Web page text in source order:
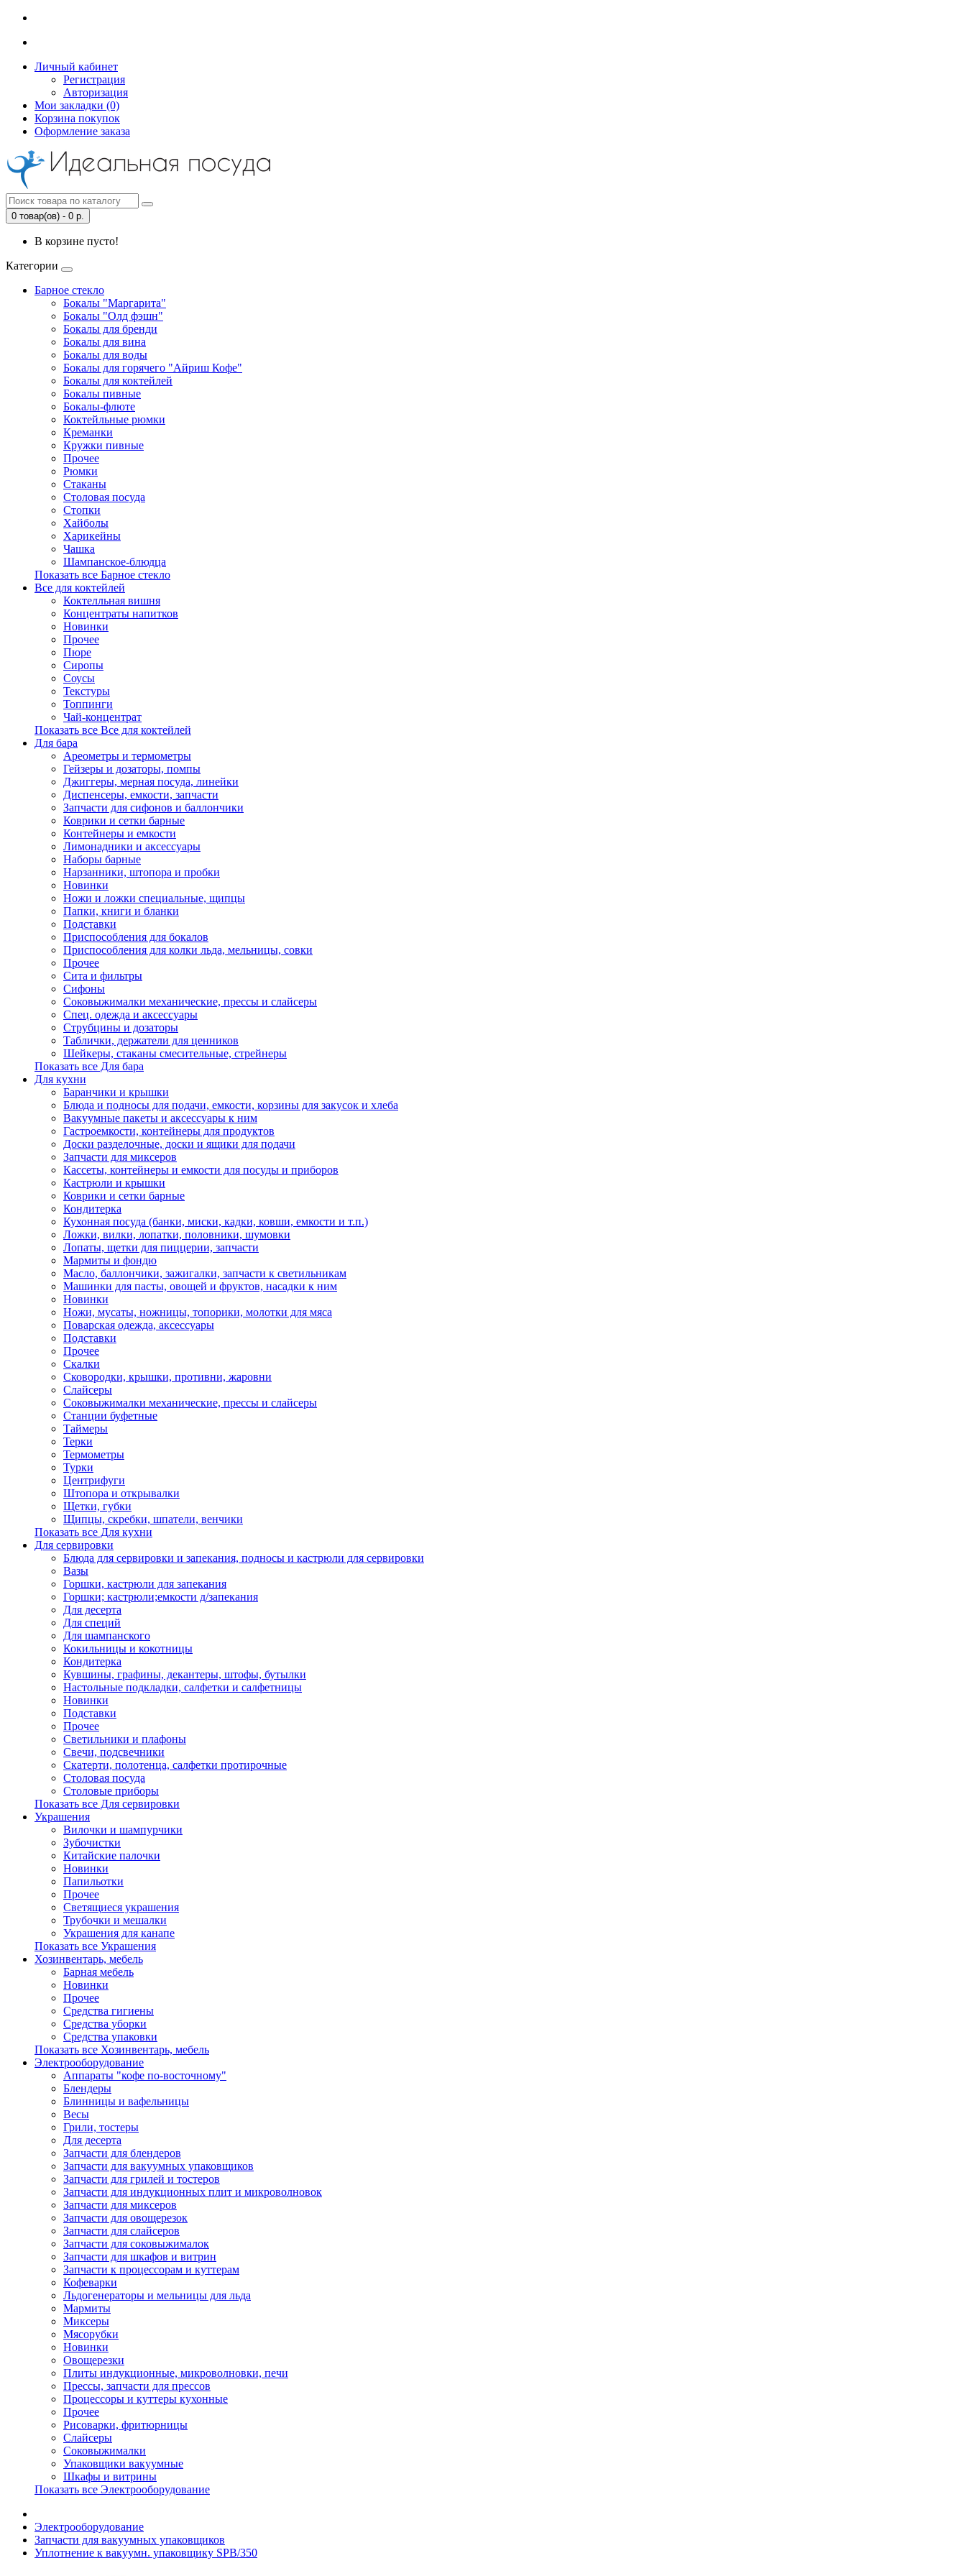
Личный кабинет
Регистрация
Авторизация
Мои закладки (0)
Корзина покупок
Оформление заказа
0 товар(ов) - 0 р.
В корзине пусто!
Категории
Барное стекло
Бокалы "Маргарита"
Бокалы "Олд фэшн"
Бокалы для бренди
Бокалы для вина
Бокалы для воды
Бокалы для горячего "Айриш Кофе"
Бокалы для коктейлей
Бокалы пивные
Бокалы-флюте
Коктейльные рюмки
Креманки
Кружки пивные
Прочее
Рюмки
Стаканы
Столовая посуда
Стопки
Хайболы
Харикейны
Чашка
Шампанское-блюдца
Показать все Барное стекло
Все для коктейлей
Коктелльная вишня
Концентраты напитков
Новинки
Прочее
Пюре
Сиропы
Соусы
Текстуры
Топпинги
Чай-концентрат
Показать все Все для коктейлей
Для бара
Ареометры и термометры
Гейзеры и дозаторы, помпы
Джиггеры, мерная посуда, линейки
Диспенсеры, емкости, запчасти
Запчасти для сифонов и баллончики
Коврики и сетки барные
Контейнеры и емкости
Лимонадники и аксессуары
Наборы барные
Нарзанники, штопора и пробки
Новинки
Ножи и ложки специальные, щипцы
Папки, книги и бланки
Подставки
Приспособления для бокалов
Приспособления для колки льда, мельницы, совки
Прочее
Сита и фильтры
Сифоны
Соковыжималки механические, прессы и слайсеры
Спец. одежда и аксессуары
Струбцины и дозаторы
Таблички, держатели для ценников
Шейкеры, стаканы смесительные, стрейнеры
Показать все Для бара
Для кухни
Баранчики и крышки
Блюда и подносы для подачи, емкости, корзины для закусок и хлеба
Вакуумные пакеты и аксессуары к ним
Гастроемкости, контейнеры для продуктов
Доски разделочные, доски и ящики для подачи
Запчасти для миксеров
Кассеты, контейнеры и емкости для посуды и приборов
Кастрюли и крышки
Коврики и сетки барные
Кондитерка
Кухонная посуда (банки, миски, кадки, ковши, емкости и т.п.)
Ложки, вилки, лопатки, половники, шумовки
Лопаты, щетки для пиццерии, запчасти
Мармиты и фондю
Масло, баллончики, зажигалки, запчасти к светильникам
Машинки для пасты, овощей и фруктов, насадки к ним
Новинки
Ножи, мусаты, ножницы, топорики, молотки для мяса
Поварская одежда, аксессуары
Подставки
Прочее
Скалки
Сковородки, крышки, противни, жаровни
Слайсеры
Соковыжималки механические, прессы и слайсеры
Станции буфетные
Таймеры
Терки
Термометры
Турки
Центрифуги
Штопора и открывалки
Щетки, губки
Щипцы, скребки, шпатели, венчики
Показать все Для кухни
Для сервировки
Блюда для сервировки и запекания, подносы и кастрюли для сервировки
Вазы
Горшки, кастрюли для запекания
Горшки; кастрюли;емкости д/запекания
Для десерта
Для специй
Для шампанского
Кокильницы и кокотницы
Кондитерка
Кувшины, графины, декантеры, штофы, бутылки
Настольные подкладки, салфетки и салфетницы
Новинки
Подставки
Прочее
Светильники и плафоны
Свечи, подсвечники
Скатерти, полотенца, салфетки протирочные
Столовая посуда
Столовые приборы
Показать все Для сервировки
Украшения
Вилочки и шампурчики
Зубочистки
Китайские палочки
Новинки
Папильотки
Прочее
Светящиеся украшения
Трубочки и мешалки
Украшения для канапе
Показать все Украшения
Хозинвентарь, мебель
Барная мебель
Новинки
Прочее
Средства гигиены
Средства уборки
Средства упаковки
Показать все Хозинвентарь, мебель
Электрооборудование
Аппараты "кофе по-восточному"
Блендеры
Блинницы и вафельницы
Весы
Грили, тостеры
Для десерта
Запчасти для блендеров
Запчасти для вакуумных упаковщиков
Запчасти для грилей и тостеров
Запчасти для индукционных плит и микроволновок
Запчасти для миксеров
Запчасти для овощерезок
Запчасти для слайсеров
Запчасти для соковыжималок
Запчасти для шкафов и витрин
Запчасти к процессорам и куттерам
Кофеварки
Льдогенераторы и мельницы для льда
Мармиты
Миксеры
Мясорубки
Новинки
Овощерезки
Плиты индукционные, микроволновки, печи
Прессы, запчасти для прессов
Процессоры и куттеры кухонные
Прочее
Рисоварки, фритюрницы
Слайсеры
Соковыжималки
Упаковщики вакуумные
Шкафы и витрины
Показать все Электрооборудование
Электрооборудование
Запчасти для вакуумных упаковщиков
Уплотнение к вакуумн. упаковщику SPB/350